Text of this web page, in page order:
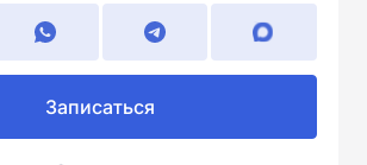
Записаться